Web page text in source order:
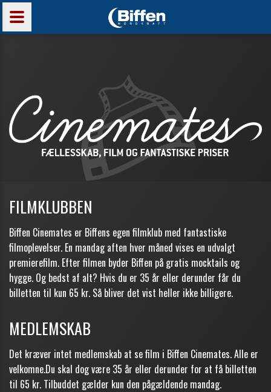
FILMKLUBBEN
Biffen Cinemates er Biffens egen filmklub med fantastiske
filmoplevelser. En mandag aften hver måned vises en udvalgt
premierefilm. Efter filmen byder Biffen på gratis mocktails og
hygge. Og bedst af alt? Hvis du er 35 år eller derunder får du
billetten til kun 65 kr. Så bliver det vist heller ikke billigere.
MEDLEMSKAB
Det kræver intet medlemskab at se film i Biffen Cinemates. Alle er
velkomne.Du skal dog være 35 år eller derunder for at få billetten
til 65 kr. Tilbuddet gælder kun den pågældende mandag.